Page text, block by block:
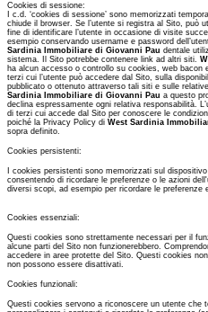
Cookies di sessione:
I c.d. ‘cookies di sessione’ sono memorizzati
chiude il browser. Se l’utente si registra al Sito, può
fine di identificare l’utente in occasione di visite
esempio conservando username e password
Sardinia Immobiliare di Giovanni Pau dentale
sistema. Il Sito potrebbe contenere link ad altri siti.
ha alcun accesso o controllo su cookies, web
terzi cui l’utente può accedere dal Sito, sulla
pubblicato o ottenuto attraverso tali siti e sulle
Sardinia Immobiliare di Giovanni Pau a questo
declina espressamente ogni relativa responsabilità.
di terzi cui accede dal Sito per conoscere le
poiché la Privacy Policy di West Sardinia
sopra definito.
Cookies persistenti:
I cookies persistenti sono memorizzati sul
consentendo di ricordare le preferenze o le azioni
diversi scopi, ad esempio per ricordare le preferenze
Cookies essenziali:
Questi cookies sono strettamente necessari per il
alcune parti del Sito non funzionerebbero.
accedere in aree protette del Sito. Questi cookies
non possono essere disattivati.
Cookies funzionali:
Questi cookies servono a riconoscere un utente che